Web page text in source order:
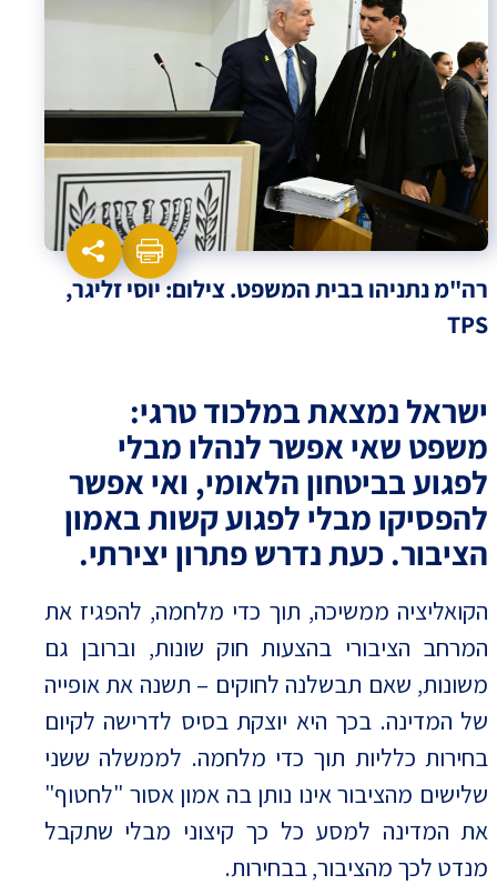
רה"מ נתניהו בבית המשפט. צילום: יוסי זליגר,
TPS
ישראל נמצאת במלכוד טרגי:
משפט שאי אפשר לנהלו מבלי
לפגוע בביטחון הלאומי, ואי אפשר
להפסיקו מבלי לפגוע קשות באמון
הציבור. כעת נדרש פתרון יצירתי.
הקואליציה ממשיכה, תוך כדי מלחמה, להפגיז את
המרחב הציבורי בהצעות חוק שונות, וברובן גם
משונות, שאם תבשלנה לחוקים – תשנה את אופייה
של המדינה. בכך היא יוצקת בסיס לדרישה לקיום
בחירות כלליות תוך כדי מלחמה. לממשלה ששני
שלישים מהציבור אינו נותן בה אמון אסור "לחטוף"
את המדינה למסע כל כך קיצוני מבלי שתקבל
מנדט לכך מהציבור, בבחירות.